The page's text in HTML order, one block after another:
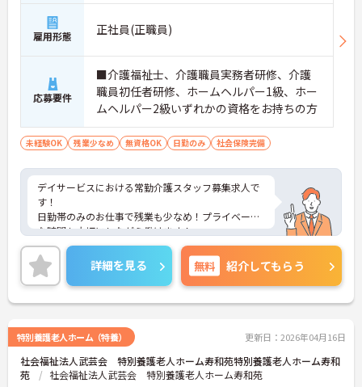
雇用形態 正社員(正職員)
応募要件
■介護福祉士、介護職員実務者研修、介護
職員初任者研修、ホームヘルパー1級、ホー
ムヘルパー2級いずれかの資格をお持ちの方
未経験OK 残業少なめ 無資格OK 日勤のみ 社会保険完備
デイサービスにおける常勤介護スタッフ募集求人で
す！
日勤帯のみのお仕事で残業も少なめ！プライベート
な時間も大切にしながら働けます！
ご興味ある方には、面接のポイントなど、さらに詳
細をお話致しますのでお気軽にご相談ください。
詳細を見る 無料 紹介してもらう
特別養護老人ホーム（特養） 更新日：2026年04月16日
社会福祉法人武芸会 特別養護老人ホーム寿和苑特別養護老人ホーム寿和
苑
社会福祉法人武芸会 特別養護老人ホーム寿和苑